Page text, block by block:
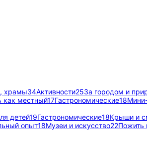
храмы34Активности25За городом и
как местный17Гастрономические18
детей19Гастрономические18Крыши и
опыт18Музеи и искусство22Пожить